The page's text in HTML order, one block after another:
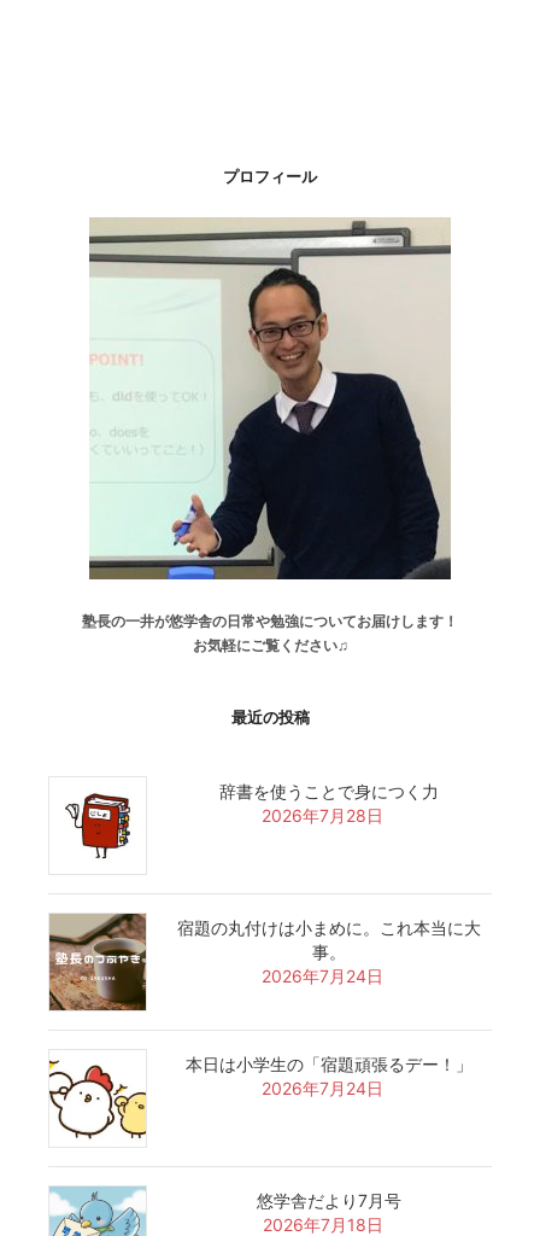
プロフィール
塾長の一井が悠学舎の日常や勉強についてお届けします！
お気軽にご覧ください♫
最近の投稿
辞書を使うことで身につく力
2026年7月28日
宿題の丸付けは小まめに。これ本当に大
事。
2026年7月24日
本日は小学生の「宿題頑張るデー！」
2026年7月24日
悠学舎だより7月号
2026年7月18日